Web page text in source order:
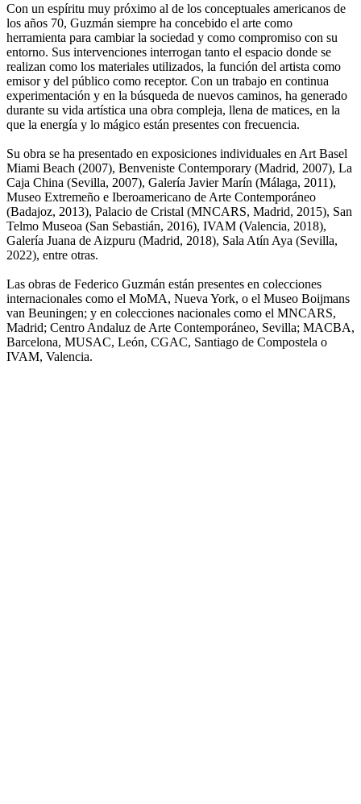
Con un espíritu muy próximo al de los conceptuales americanos de
los años 70, Guzmán siempre ha concebido el arte como
herramienta para cambiar la sociedad y como compromiso con su
entorno. Sus intervenciones interrogan tanto el espacio donde se
realizan como los materiales utilizados, la función del artista como
emisor y del público como receptor. Con un trabajo en continua
experimentación y en la búsqueda de nuevos caminos, ha generado
durante su vida artística una obra compleja, llena de matices, en la
que la energía y lo mágico están presentes con frecuencia.
Su obra se ha presentado en exposiciones individuales en Art Basel
Miami Beach (2007), Benveniste Contemporary (Madrid, 2007), La
Caja China (Sevilla, 2007), Galería Javier Marín (Málaga, 2011),
Museo Extremeño e Iberoamericano de Arte Contemporáneo
(Badajoz, 2013), Palacio de Cristal (MNCARS, Madrid, 2015), San
Telmo Museoa (San Sebastián, 2016), IVAM (Valencia, 2018),
Galería Juana de Aizpuru (Madrid, 2018), Sala Atín Aya (Sevilla,
2022), entre otras.
Las obras de Federico Guzmán están presentes en colecciones
internacionales como el MoMA, Nueva York, o el Museo Boijmans
van Beuningen; y en colecciones nacionales como el MNCARS,
Madrid; Centro Andaluz de Arte Contemporáneo, Sevilla; MACBA,
Barcelona, MUSAC, León, CGAC, Santiago de Compostela o
IVAM, Valencia.